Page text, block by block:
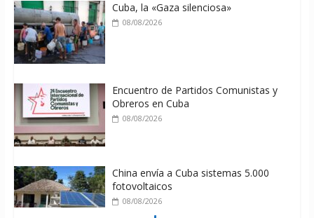
Cuba, la «Gaza silenciosa»
08/08/2026
Encuentro de Partidos Comunistas y
Obreros en Cuba
08/08/2026
China envía a Cuba sistemas 5.000
fotovoltaicos
08/08/2026